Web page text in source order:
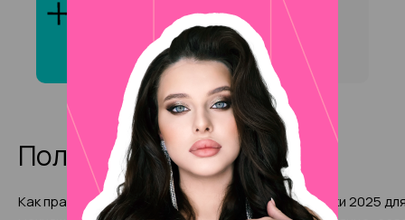
Клиенты обычно довольны
услугой «Архитектура
бровей»?
Полезные статьи
Как правильно наносить
Модные стрижки 2025